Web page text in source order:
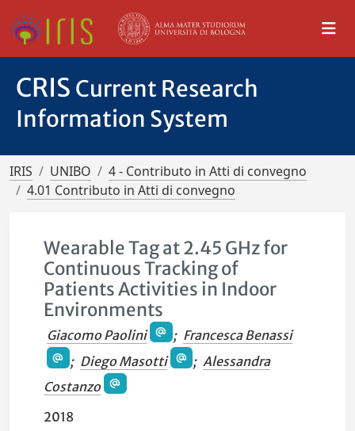
CRIS Current Research
Information System
IRIS UNIBO
4 - Contributo in Atti di convegno
4.01 Contributo in Atti di convegno
Wearable Tag at 2.45 GHz for
Continuous Tracking of
Patients Activities in Indoor
Environments
Giacomo Paolini ; Francesca Benassi
; Diego Masotti ; Alessandra
Costanzo
2018